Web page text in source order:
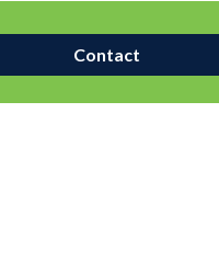
Contact